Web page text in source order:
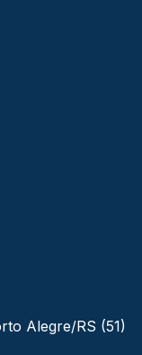
Alegre/RS (51)